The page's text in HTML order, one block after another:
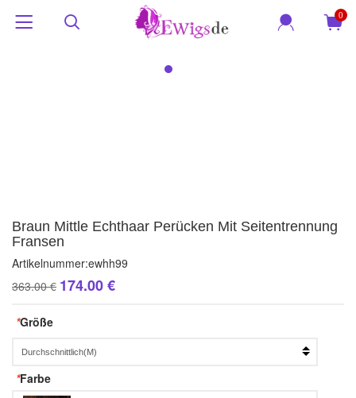
0
Braun Mittle Echthaar Perücken Mit Seitentrennung
Fransen
Artikelnummer:ewhh99
363.00 € 174.00 €
*Größe
*Farbe